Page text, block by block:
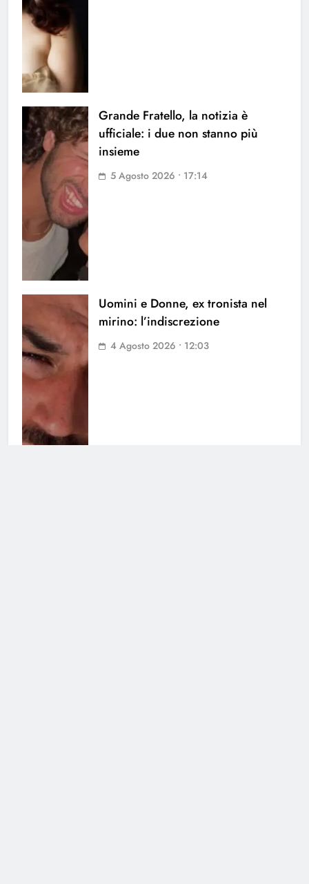
Grande Fratello, la notizia è
ufficiale: i due non stanno più
insieme
5 Agosto 2026 • 17:14
Uomini e Donne, ex tronista nel
mirino: l’indiscrezione
4 Agosto 2026 • 12:03